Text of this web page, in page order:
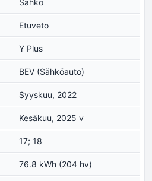
Sähkö
Etuveto
Y Plus
BEV (Sähköauto)
Syyskuu, 2022
Kesäkuu, 2025 v
17; 18
76.8 kWh (204 hv)